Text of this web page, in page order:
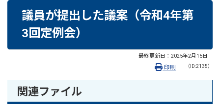
議員が提出した議案（令和4年第
3回定例会）
最終更新日： 2025年2月15日
（ID:2135）
印刷
関連ファイル